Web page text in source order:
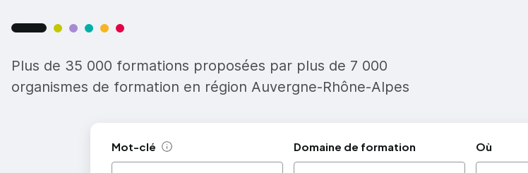
Plus de 35 000 formations proposées par plus de 7 000
organismes de formation en région Auvergne-Rhône-Alpes
Mot-clé Aide Domaine de formation Où